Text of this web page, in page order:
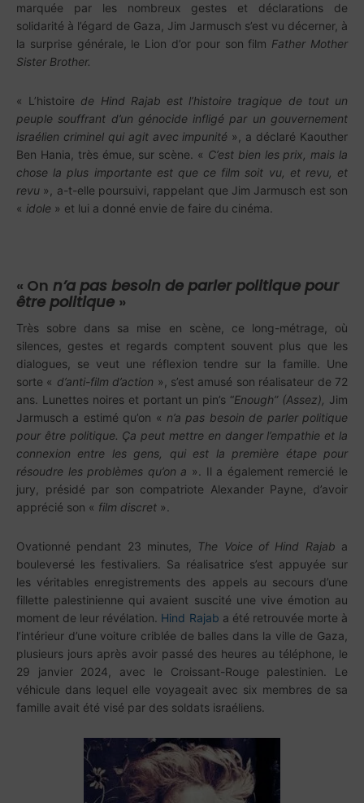
marquée par les nombreux gestes et déclarations de
solidarité à l’égard de Gaza, Jim Jarmusch s’est vu décerner, à
la surprise générale, le Lion d’or pour son film Father Mother
Sister Brother.
« L’histoire de Hind Rajab est l’histoire tragique de tout un
peuple souffrant d’un génocide infligé par un gouvernement
israélien criminel qui agit avec impunité », a déclaré Kaouther
Ben Hania, très émue, sur scène. « C’est bien les prix, mais la
chose la plus importante est que ce film soit vu, et revu, et
revu », a-t-elle poursuivi, rappelant que Jim Jarmusch est son
« idole » et lui a donné envie de faire du cinéma.
« On n’a pas besoin de parler politique pour
être politique »
Très sobre dans sa mise en scène, ce long-métrage, où
silences, gestes et regards comptent souvent plus que les
dialogues, se veut une réflexion tendre sur la famille. Une
sorte « d’anti-film d’action », s’est amusé son réalisateur de 72
ans. Lunettes noires et portant un pin’s “Enough” (Assez), Jim
Jarmusch a estimé qu’on « n’a pas besoin de parler politique
pour être politique. Ça peut mettre en danger l’empathie et la
connexion entre les gens, qui est la première étape pour
résoudre les problèmes qu’on a ». Il a également remercié le
jury, présidé par son compatriote Alexander Payne, d’avoir
apprécié son « film discret ».
Ovationné pendant 23 minutes, The Voice of Hind Rajab a
bouleversé les festivaliers. Sa réalisatrice s’est appuyée sur
les véritables enregistrements des appels au secours d’une
fillette palestinienne qui avaient suscité une vive émotion au
moment de leur révélation. Hind Rajab a été retrouvée morte à
l’intérieur d’une voiture criblée de balles dans la ville de Gaza,
plusieurs jours après avoir passé des heures au téléphone, le
29 janvier 2024, avec le Croissant-Rouge palestinien. Le
véhicule dans lequel elle voyageait avec six membres de sa
famille avait été visé par des soldats israéliens.